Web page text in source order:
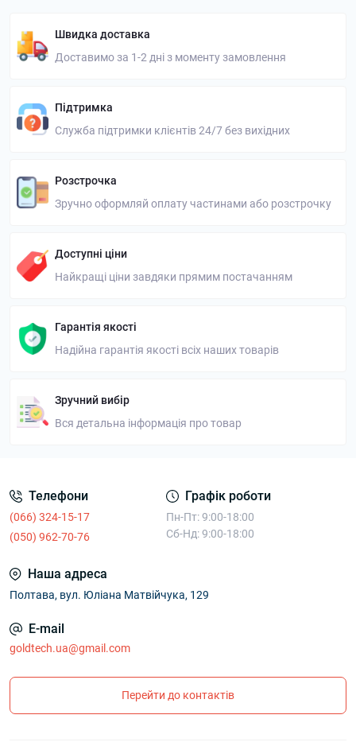
Швидка доставка
Доставимо за 1-2 дні з моменту замовлення
Підтримка
Служба підтримки клієнтів 24/7 без вихідних
Розстрочка
Зручно оформляй оплату частинами або розстрочку
Доступні ціни
Найкращі ціни завдяки прямим постачанням
Гарантія якості
Надійна гарантія якості всіх наших товарів
Зручний вибір
Вся детальна інформація про товар
Телефони
(066) 324-15-17
(050) 962-70-76
Графік роботи
Пн-Пт: 9:00-18:00
Сб-Нд: 9:00-18:00
Наша адреса
Полтава, вул. Юліана Матвійчука, 129
E-mail
goldtech.ua@gmail.com
Перейти до контактів